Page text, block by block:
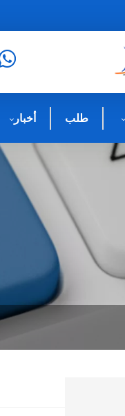
طلب أخبار